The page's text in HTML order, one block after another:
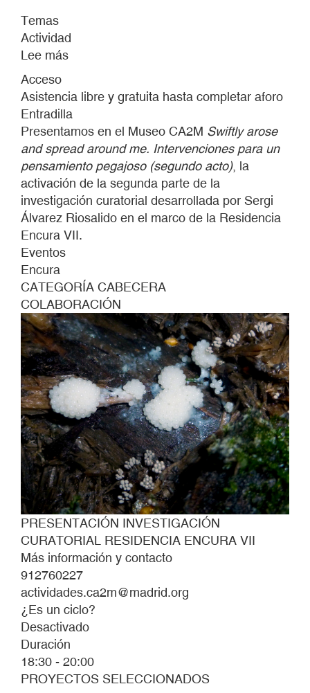
Temas
Actividad
Lee más
INVESTIGACIÓN
CURATORIAL
RESIDENCIA
ENCURA
VII
Acceso
Asistencia libre y gratuita hasta completar aforo
Entradilla
Presentamos en el Museo CA2M Swiftly arose
and spread around me. Intervenciones para un
pensamiento pegajoso (segundo acto), la
activación de la segunda parte de la
investigación curatorial desarrollada por Sergi
Álvarez Riosalido en el marco de la Residencia
Encura VII.
Eventos
Encura
CATEGORÍA CABECERA
COLABORACIÓN
PRESENTACIÓN INVESTIGACIÓN
CURATORIAL RESIDENCIA ENCURA VII
Más información y contacto
912760227
actividades.ca2m@madrid.org
¿Es un ciclo?
Desactivado
Duración
18:30 - 20:00
PROYECTOS SELECCIONADOS